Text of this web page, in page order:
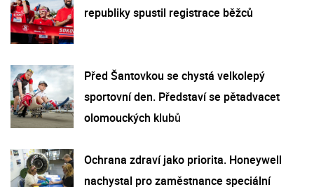
republiky spustil registrace běžců
Před Šantovkou se chystá velkolepý
sportovní den. Představí se pětadvacet
olomouckých klubů
Ochrana zdraví jako priorita. Honeywell
nachystal pro zaměstnance speciální